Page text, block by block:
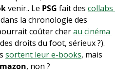
venir.. Le PSG fait des collabs
la chronologie des
coûter cher au cinéma
droits du foot, sérieux ?).
sortent leur e-books, mais
, non ?